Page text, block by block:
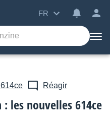
FR
Réagir
les nouvelles 614ce